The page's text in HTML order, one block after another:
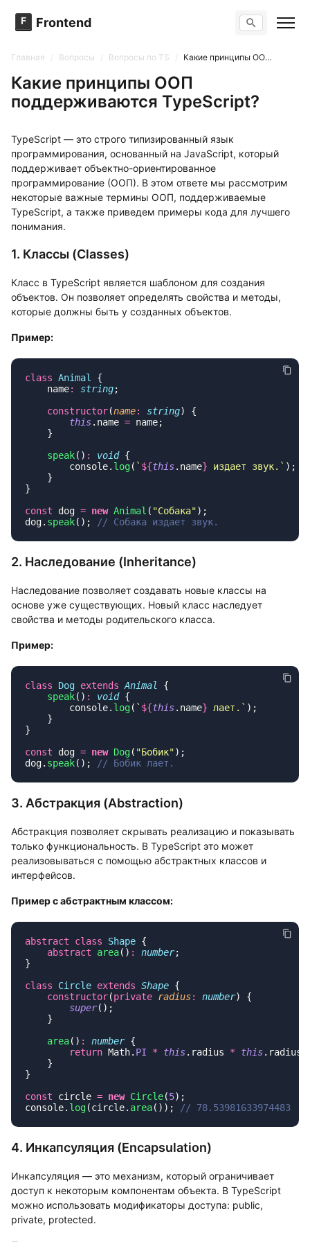
F Frontend Поиск по сайту
Тренажер вопросов
Тесты
Задачи
Главная Вопросы Вопросы по TS Какие принципы ООП поддерживаются TypeScript?
Какие принципы ООП
поддерживаются TypeScript?
TypeScript — это строго типизированный язык
программирования, основанный на JavaScript, который
поддерживает объектно-ориентированное
программирование (ООП). В этом ответе мы рассмотрим
некоторые важные термины ООП, поддерживаемые
TypeScript, а также приведем примеры кода для лучшего
понимания.
1. Классы (Classes)
Класс в TypeScript является шаблоном для создания
объектов. Он позволяет определять свойства и методы,
которые должны быть у созданных объектов.
Пример:
class Animal
    name
: string
    constructor
(name: string
        this
.name =
    speak
() : void
        console.
log( ` ${this.name} издает звук.`
const dog = new Animal ( "Собака"
dog. speak();
2. Наследование (Inheritance)
Наследование позволяет создавать новые классы на
основе уже существующих. Новый класс наследует
свойства и методы родительского класса.
Пример:
class Dog extends Animal
    speak
() : void
        console.
log( ` ${this.name} лает.`
const dog = new Dog( "Бобик"
dog. speak();
3. Абстракция (Abstraction)
Абстракция позволяет скрывать реализацию и показывать
только функциональность. В TypeScript это может
реализовываться с помощью абстрактных классов и
интерфейсов.
Пример с абстрактным классом:
abstract class Shape
    abstract
area() : number
class Circle extends Shape
    constructor
(private radius: number
        super
    area
() : number
        return
Math. PI * this.radius * this
const circle = new Circle(5
console. log(circle. area());
4. Инкапсуляция (Encapsulation)
Инкапсуляция — это механизм, который ограничивает
доступ к некоторым компонентам объекта. В TypeScript
можно использовать модификаторы доступа: public,
private, protected.